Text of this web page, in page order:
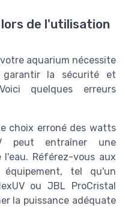
de l'utilisation
aquarium nécessite
garantir la sécurité et
quelques erreurs
choix erroné des watts
peut entraîner une
Référez-vous aux
tel qu'un
ou JBL ProCristal
la puissance adéquate